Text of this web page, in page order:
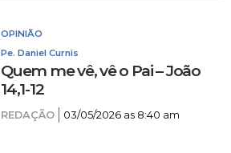
OPINIÃO
Pe. Daniel Curnis
Quem me vê, vê o Pai – João
14,1-12
REDAÇÃO 03/05/2026 as 8:40 am